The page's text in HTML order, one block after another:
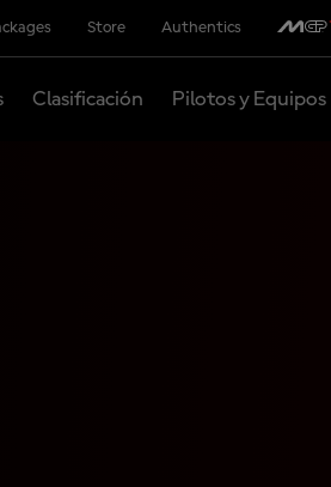
Store Authentics
Clasificación Pilotos y Equipos